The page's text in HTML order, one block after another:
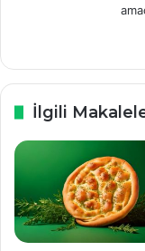
İlgili